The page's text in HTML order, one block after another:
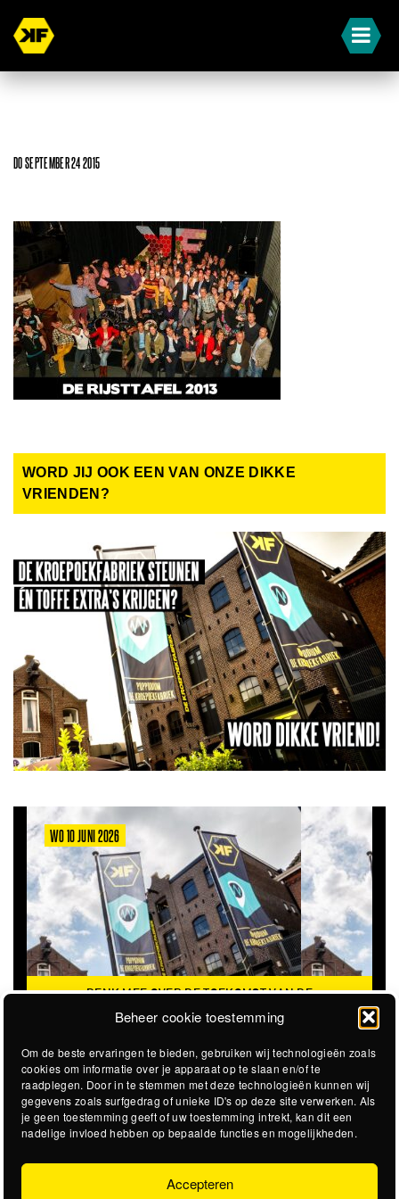
Beheer cookie toestemming
Om de beste ervaringen te bieden, gebruiken wij technologieën zoals
cookies om informatie over je apparaat op te slaan en/of te
raadplegen. Door in te stemmen met deze technologieën kunnen wij
gegevens zoals surfgedrag of unieke ID's op deze site verwerken. Als
je geen toestemming geeft of uw toestemming intrekt, kan dit een
nadelige invloed hebben op bepaalde functies en mogelijkheden.
Accepteren
DO SEPTEMBER 24 2015
WORD JIJ OOK EEN VAN ONZE DIKKE
VRIENDEN?
WO 10 JUNI 2026
DENK MEE OVER DE TOEKOMST VAN DE
KROEPOEKFABRIEK